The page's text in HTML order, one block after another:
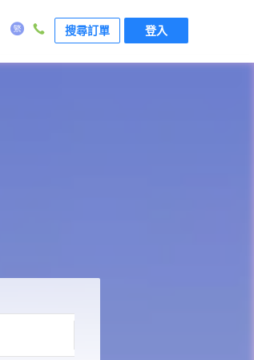
搜尋訂單 登入